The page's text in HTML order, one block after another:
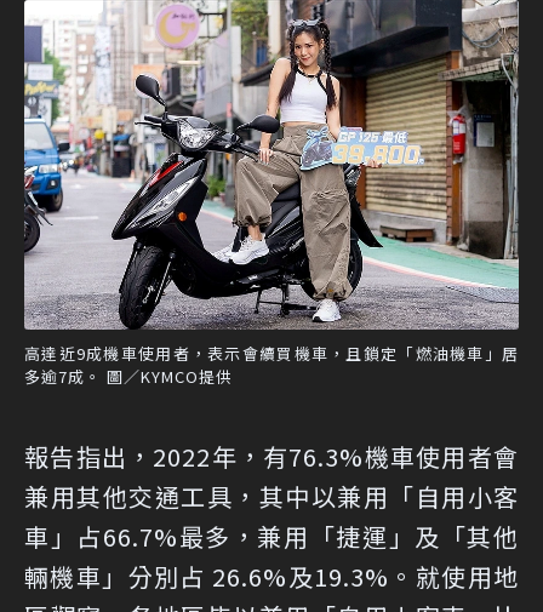
高達近9成機車使用者，表示會續買機車，且鎖定「燃油機車」居
多逾7成。 圖／KYMCO提供
報告指出，2022年，有76.3%機車使用者會
兼用其他交通工具，其中以兼用「自用小客
車」占66.7%最多，兼用「捷運」及「其他
輛機車」分別占 26.6%及19.3%。就使用地